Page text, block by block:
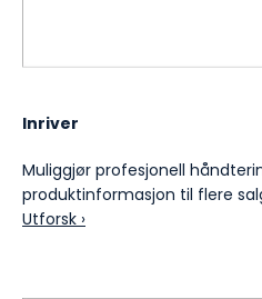
Inriver
Muliggjør profesjonell
produktinformasjon til flere
Utforsk ›